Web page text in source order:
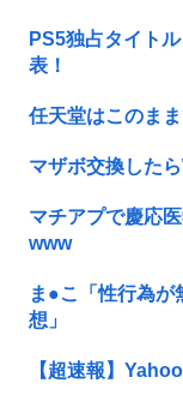
PS5独占タイト
表！
任天堂はこのま
マザボ交換した
マチアプで慶応
www
ま●こ「性行為が
想」
【超速報】